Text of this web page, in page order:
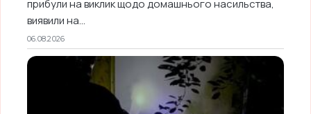
прибули на виклик щодо домашнього насильства,
виявили на...
06.08.2026